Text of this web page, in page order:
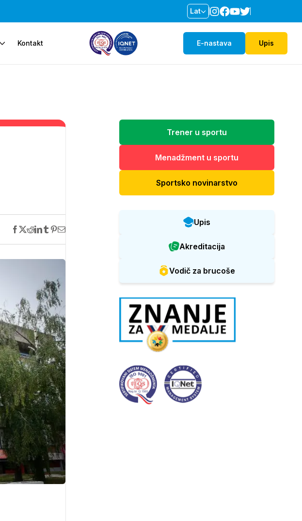
Lat
Kontakt E-nastava Upis
Trener u sportu
Menadžment u sportu
Sportsko novinarstvo
Upis
Akreditacija
Vodič za brucoše